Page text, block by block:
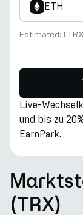
ETH
Estimated: 1 TRX
Live-
und bis zu
EarnPark.
(TRX)